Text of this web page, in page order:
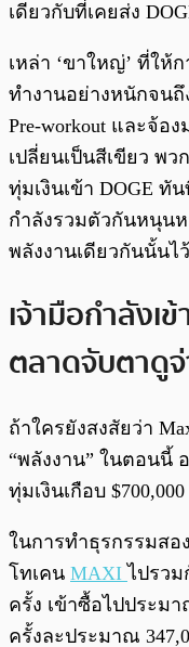
เดียวกับที่เคยส่ง
เหล่า ‘ขาใหญ่’ ที่ให้
ทำงานอย่างหนักจนถึ
Pre-workout และจ้อ
เปลี่ยนเป็นสีเขียว พว
ทุ่มเงินเข้า DOGE ทั
กำลังรวมตัวกันหนุน
พลังงานเดียวกันนั้นไ
เจ้ามือกำลังเ
ตลาดจับตาดู
ถ้าใครยังสงสัยว่า
“พลังงาน” ในตอนนี้
ทุ่มเงินเกือบ
ในการทำธุรกรรมส
โทเคน MAXIไปรว
ครั้ง เข้าซื้อไปประม
ครั้งละประมาณ